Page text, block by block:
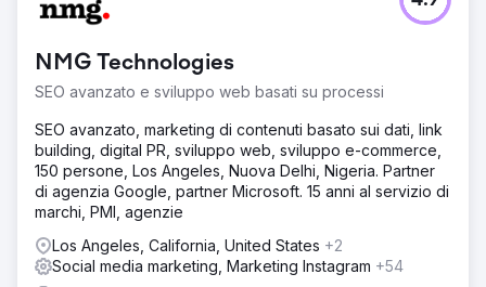
Il cliente aveva acquistato auto solo tramite metodi offline
e non era soddisfatto del numero attuale di auto nuove
segnalazioni da altre aziende automobilistiche ed eventi
automobilistici locali per attrarre clienti. Questo impegno
offline si traduceva in un costo per cliente elevato,
dovuto all'impegno di manodopera per ciascun metodo e
al tempo necessario per convertire i nuovi clienti.
Sapevano di aver bisogno dell'online per crescere, ma
sapevano poco di pubblicità.
Soluzione
Abbiamo identificato le lacune nell'esperienza di acquisto
online dei clienti. Il sito web presentava CRO e SEO
NMG Technologies
SEO avanzato e sviluppo web basati su processi
SEO avanzato, marketing di contenuti basato sui dati, link
building, digital PR, sviluppo web, sviluppo e-commerce,
150 persone, Los Angeles, Nuova Delhi, Nigeria. Partner
di agenzia Google, partner Microsoft. 15 anni al servizio di
marchi, PMI, agenzie
Los Angeles, California, United States +2
Social media marketing, Marketing Instagram +54